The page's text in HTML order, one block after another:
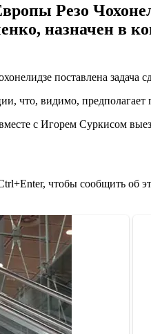
Резо
назначен в
поставлена задача
что, видимо,
с Игорем Суркисом
чтобы сообщить об